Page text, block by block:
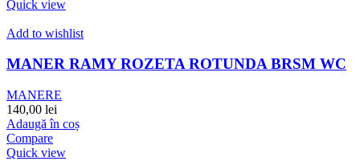
Quick view
Add to wishlist
MANER RAMY ROZETA ROTUNDA BRSM WC
MANERE
140,00 lei
Adaugă în coș
Compare
Quick view